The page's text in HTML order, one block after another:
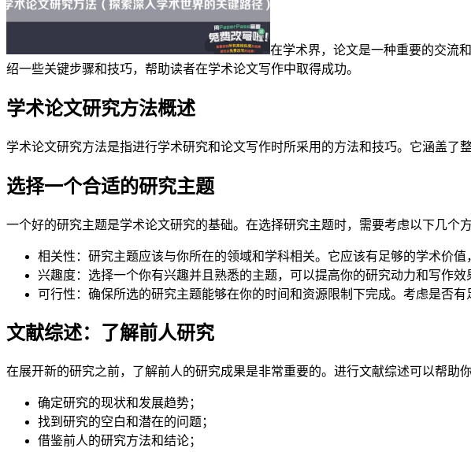
在学术界，论文是一种重要的交流
绍一些关键步骤和技巧，帮助读者在学术论文写作中取得成功。
学术论文研究方法概述
学术论文研究方法是指进行学术研究和论文写作时所采用的方法和技巧。它涵盖了
选择一个合适的研究主题
一个好的研究主题是学术论文研究的基础。在选择研究主题时，需要考虑以下几个方
相关性：研究主题应该与你所在的领域和学科相关。它应该有足够的学术价值
兴趣度：选择一个你有兴趣并且熟悉的主题，可以提高你的研究动力和写作效
可行性：确保所选的研究主题能够在你的时间和资源限制下完成。考虑是否有
文献综述：了解前人研究
在展开新的研究之前，了解前人的研究成果是非常重要的。进行文献综述可以帮助你
确定研究的现状和发展趋势；
找到研究的空白和潜在的问题；
借鉴前人的研究方法和结论；